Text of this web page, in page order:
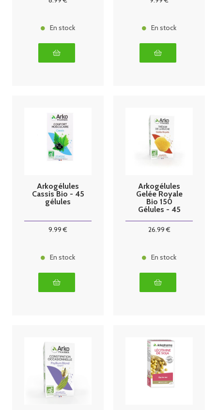
En stock En stock
Arkogélules
Cassis Bio - 45
gélules
9.99 €
En stock
Arkogélules
Gelée Royale
Bio 150
Gélules - 45
26.99€
En stock